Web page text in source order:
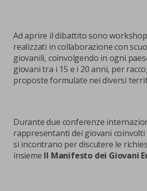
Ad aprire il dibattito sono
realizzati in collaborazione con
giovanili, coinvolgendo in ogni
giovani tra i 15 e i 20 anni, per
proposte formulate nei diversi
Durante due conferenze
rappresentanti dei giovani
si incontrano per discutere le
insieme Il Manifesto dei Giovani